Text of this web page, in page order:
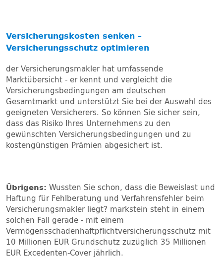
Versicherungskosten senken –
Versicherungsschutz optimieren
der Versicherungsmakler hat umfassende
Marktübersicht - er kennt und vergleicht die
Versicherungsbedingungen am deutschen
Gesamtmarkt und unterstützt Sie bei der Auswahl des
geeigneten Versicherers. So können Sie sicher sein,
dass das Risiko Ihres Unternehmens zu den
gewünschten Versicherungsbedingungen und zu
kostengünstigen Prämien abgesichert ist.
Übrigens: Wussten Sie schon, dass die Beweislast und
Haftung für Fehlberatung und Verfahrensfehler beim
Versicherungsmakler liegt? markstein steht in einem
solchen Fall gerade - mit einem
Vermögensschadenhaftpflichtversicherungsschutz mit
10 Millionen EUR Grundschutz zuzüglich 35 Millionen
EUR Excedenten-Cover jährlich.